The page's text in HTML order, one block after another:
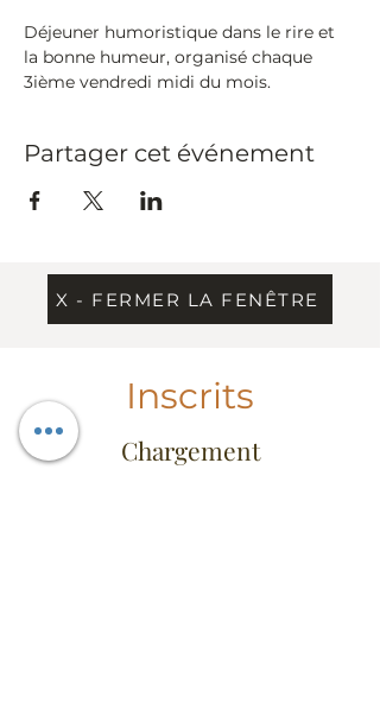
Déjeuner humoristique dans le rire et
la bonne humeur, organisé chaque
3ième vendredi midi du mois.
Partager cet événement
X - FERMER LA FENÊTRE
Inscrits
Chargement